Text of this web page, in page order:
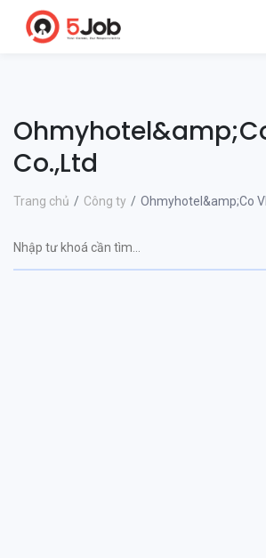
Co.,Ltd
Trang chủ Công ty Ohmyhotel&amp;Co